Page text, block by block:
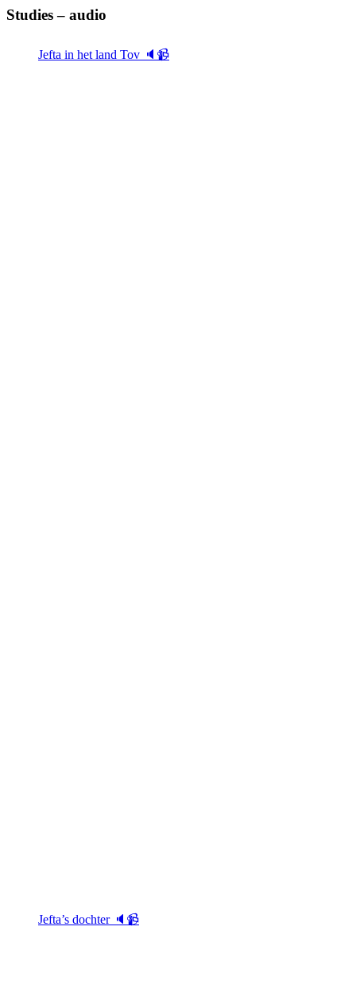
Studies – audio
Jefta in het land Tov 🔈📹
Jefta’s dochter 🔈📹